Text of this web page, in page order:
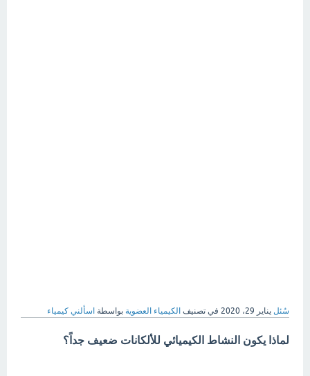
سُئل يناير 29، 2020 في تصنيف الكيمياء العضوية بواسطة اسألني كيمياء
لماذا يكون النشاط الكيميائي للألكانات ضعيف جداً؟